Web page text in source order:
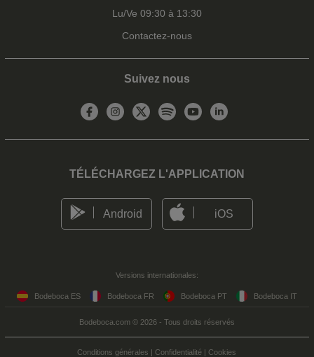
Lu/Ve 09:30 à 13:30
Contactez-nous
Suivez nous
TÉLÉCHARGEZ L'APPLICATION
Android iOS
Versions internationales:
Bodeboca ES Bodeboca FR Bodeboca PT Bodeboca IT
Bodeboca.com © 2026 - Tous droits réservés
Conditions générales | Confidentialité | Cookies